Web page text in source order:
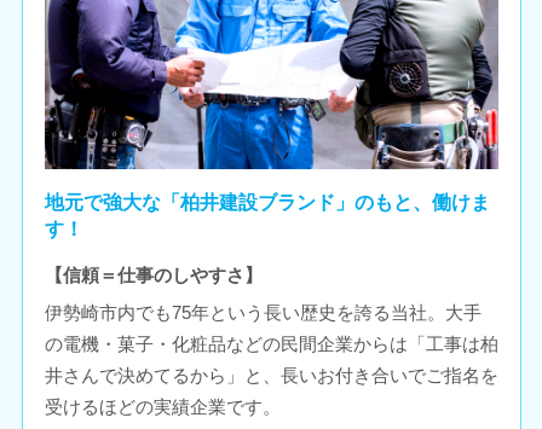
地元で強大な「柏井建設ブランド」のもと、働けま
す！
【信頼＝仕事のしやすさ】
伊勢崎市内でも75年という長い歴史を誇る当社。大手
の電機・菓子・化粧品などの民間企業からは「工事は柏
井さんで決めてるから」と、長いお付き合いでご指名を
受けるほどの実績企業です。